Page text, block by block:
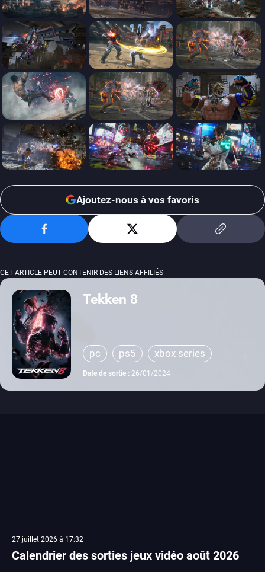
Ajoutez-nous à vos favoris
CET ARTICLE PEUT CONTENIR DES LIENS AFFILIÉS
Tekken 8
pc ps5 xbox series
Date de sortie : 26/01/2024
27 juillet 2026 à 17:32
Calendrier des sorties jeux vidéo août 2026